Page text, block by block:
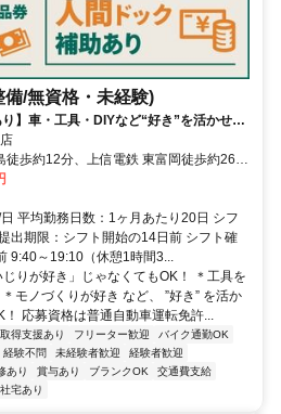
備/無資格・未経験)
】車・工具・DIYなど“好き”を活かせ
分単位／月残業10h未満》
徒歩約12分、上信電鉄 東富岡徒歩約26
36分 上州福島駅から徒歩12分、車で3
平均勤務日数：1ヶ月あたり20日 シフ
出期限：シフト開始の14日前 シフト確
9:40～19:10（休憩1時間3...
りが好き」じゃなくてもOK！ ＊工具を
モノづくりが好き など、 ”好き” を活か
！ 応募資格は普通自動車運転免許...
得支援あり フリーター歓迎
バイク通勤OK
経験不問 未経験者歓迎
経験者歓迎
あり 賞与あり ブランクOK
交通費支給
宅あり